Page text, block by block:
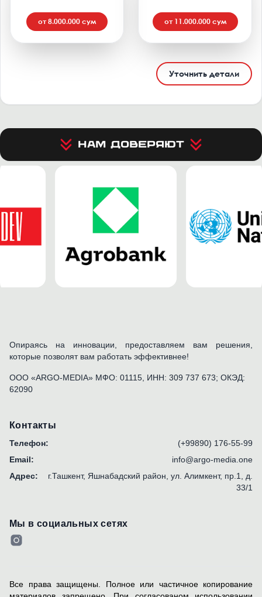
от 8.000.000 сум от 11.000.000 сум
Уточнить детали
Нам доверяют
Опираясь на инновации, предоставляем вам решения,
которые позволят вам работать эффективнее!
ООО «ARGO-MEDIA» МФО: 01115, ИНН: 309 737 673; ОКЭД:
62090
Контакты
Телефон:
(+99890) 176-55-99
Email:
info@argo-media.one
Адрес:
г.Ташкент, Яшнабадский район, ул. Алимкент, пр.1, д.
33/1
Мы в социальных сетях
Все права защищены. Полное или частичное копирование